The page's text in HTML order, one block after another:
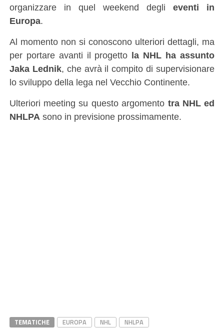
organizzare in quel weekend deglieventi in
Europa.
Al momento non si conoscono ulteriori dettagli, ma
per portare avanti il progetto la NHL ha assunto
Jaka Lednik, che avrà il compito di supervisionare
lo sviluppo della lega nel Vecchio Continente.
Ulteriori meeting su questo argomento tra NHL ed
NHLPAsono in previsione prossimamente.
TEMATICHE EUROPA NHL NHLPA